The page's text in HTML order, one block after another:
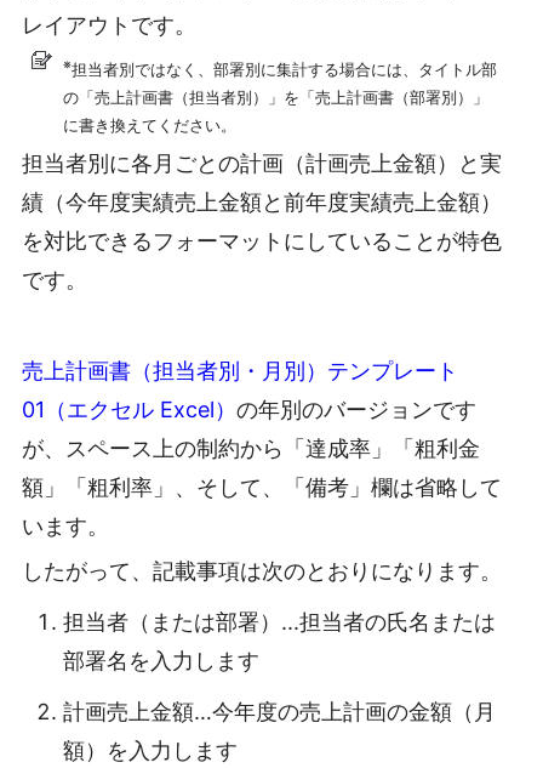
レイアウトです。
※担当者別ではなく、部署別に集計する場合には、タイトル部
の「売上計画書（担当者別）」を「売上計画書（部署別）」
に書き換えてください。
担当者別に各月ごとの計画（計画売上金額）と実
績（今年度実績売上金額と前年度実績売上金額）
を対比できるフォーマットにしていることが特色
です。
売上計画書（担当者別・月別）テンプレート
01（エクセル Excel） の年別のバージョンです
が、スペース上の制約から「達成率」「粗利金
額」「粗利率」、そして、「備考」欄は省略して
います。
したがって、記載事項は次のとおりになります。
担当者（または部署）...担当者の氏名または
部署名を入力します
計画売上金額…今年度の売上計画の金額（月
額）を入力します